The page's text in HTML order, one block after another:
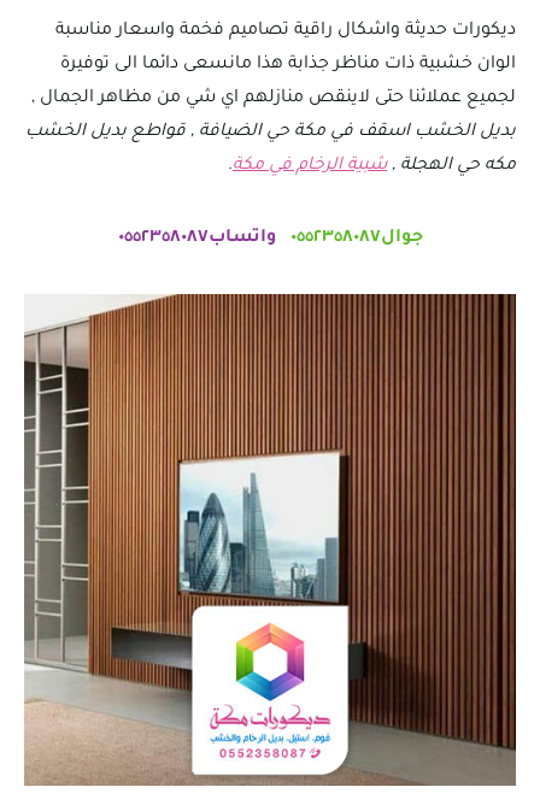
ديكورات حديثة واشكال راقية تصاميم فخمة واسعار مناسبة
الوان خشبية ذات مناظر جذابة هذا مانسعى دائما الى توفيرة
لجميع عملائنا حتى لاينقص منازلهم اي شي من مظاهر الجمال ,
بديل الخشب اسقف في مكة حي الضيافة , قواطع بديل الخشب
مكه حي الهجلة ,شبية الرخام في مكة.
جوال٠٥٥٢٣٥٨٠٨٧ واتساب٠٥٥٢٣٥٨٠٨٧